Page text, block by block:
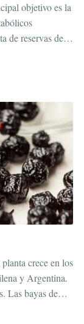
objetivo es la
de reservas de
lo
crece en los
y Argentina.
Las bayas de